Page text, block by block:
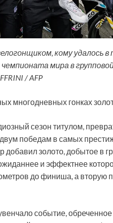
кому удалось в
чемпионата мира в
/ AFP
многодневных гонках
сезон титулом,
победам в самых
добавил золото, добытое в
и эффектнее
до финиша, а вторую
событие, обреченное